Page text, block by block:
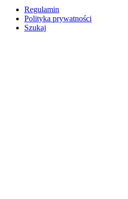
Regulamin
Polityka prywatności
Szukaj